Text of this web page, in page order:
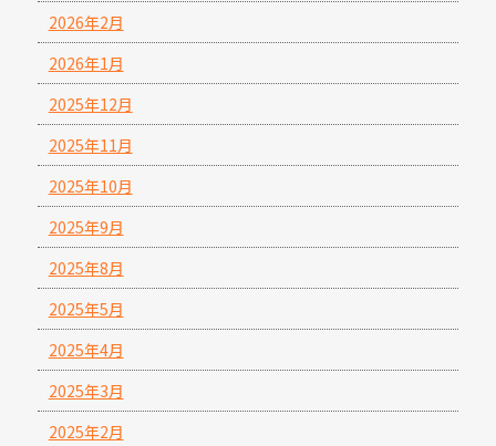
2026年2月
2026年1月
2025年12月
2025年11月
2025年10月
2025年9月
2025年8月
2025年5月
2025年4月
2025年3月
2025年2月